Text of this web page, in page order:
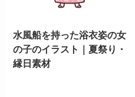
水風船を持った浴衣姿の女
の子のイラスト｜夏祭り・
縁日素材